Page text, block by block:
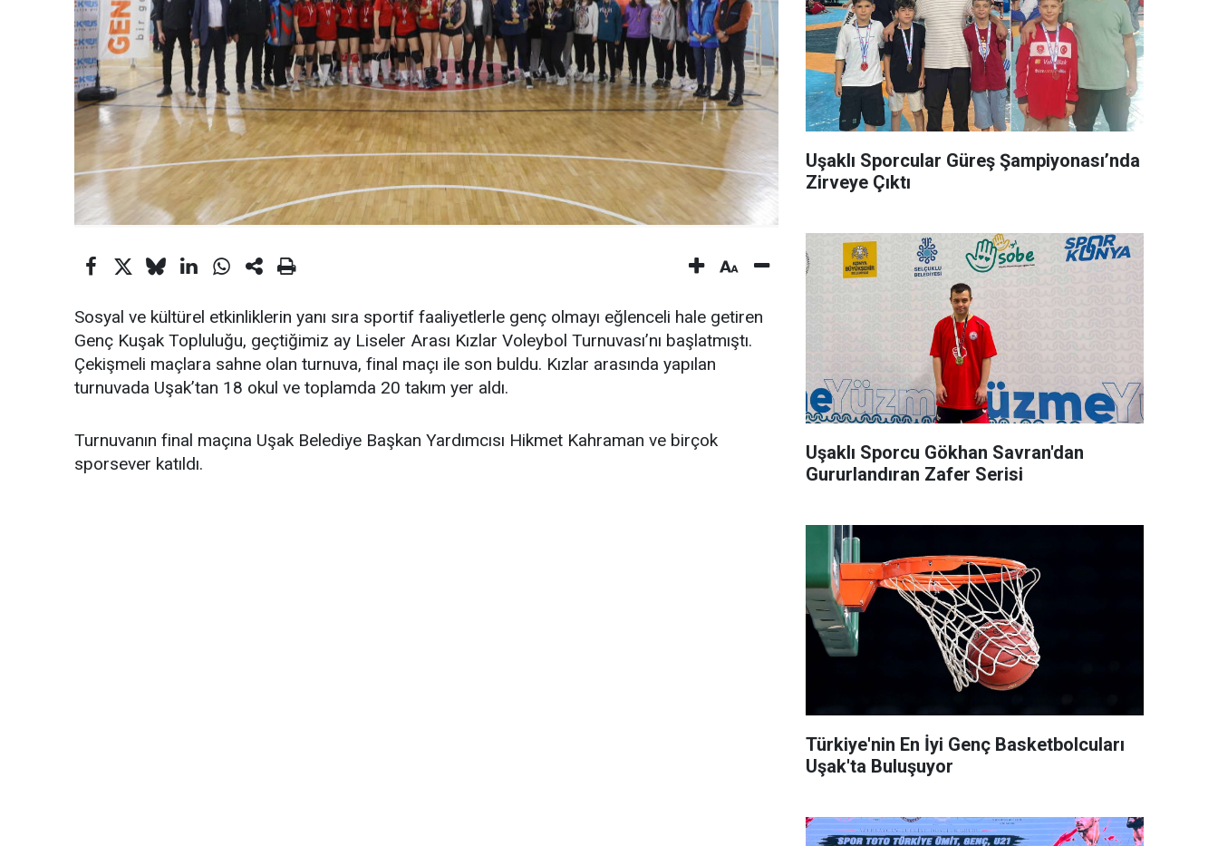
Sosyal ve kültürel etkinliklerin yanı sıra sportif faaliyetlerle genç olmayı eğlenceli hale getiren
Genç Kuşak Topluluğu, geçtiğimiz ay Liseler Arası Kızlar Voleybol Turnuvası’nı başlatmıştı.
Çekişmeli maçlara sahne olan turnuva, final maçı ile son buldu. Kızlar arasında yapılan
turnuvada Uşak’tan 18 okul ve toplamda 20 takım yer aldı.
Turnuvanın final maçına Uşak Belediye Başkan Yardımcısı Hikmet Kahraman ve birçok
sporsever katıldı.
Uşaklı Sporcular Güreş Şampiyonası’nda
Zirveye Çıktı
Uşaklı Sporcu Gökhan Savran'dan
Gururlandıran Zafer Serisi
Türkiye'nin En İyi Genç Basketbolcuları
Uşak'ta Buluşuyor